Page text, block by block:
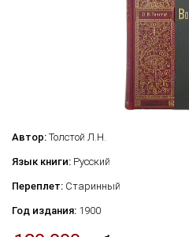
Автор: Толстой Л.Н.
Язык книги: Русский
Переплет: Старинный
Год издания: 1900